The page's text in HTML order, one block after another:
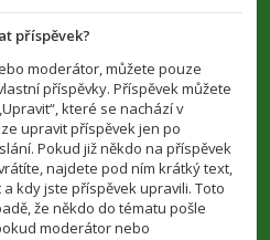
příspěvek?
moderátor, můžete pouze
příspěvky. Příspěvek můžete
které se nachází v
upravit příspěvek jen po
Pokud již někdo na příspěvek
najdete pod ním krátký text,
kdy jste příspěvek upravili. Toto
že někdo do tématu pošle
moderátor nebo